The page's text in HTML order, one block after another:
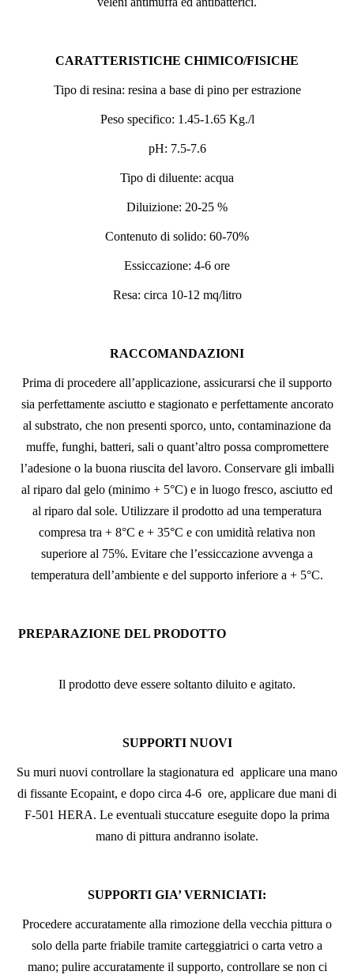
CARATTERISTICHE CHIMICO/FISICHE
Tipo di resina: resina a base di pino per estrazione
Peso specifico: 1.45-1.65 Kg./l
pH: 7.5-7.6
Tipo di diluente: acqua
Diluizione: 20-25 %
Contenuto di solido: 60-70%
Essiccazione: 4-6 ore
Resa: circa 10-12 mq/litro
RACCOMANDAZIONI
Prima di procedere all’applicazione, assicurarsi che il supporto
sia perfettamente asciutto e stagionato e perfettamente ancorato
al substrato, che non presenti sporco, unto, contaminazione da
muffe, funghi, batteri, sali o quant’altro possa compromettere
l’adesione o la buona riuscita del lavoro. Conservare gli imballi
al riparo dal gelo (minimo + 5°C) e in luogo fresco, asciutto ed
al riparo dal sole. Utilizzare il prodotto ad una temperatura
compresa tra + 8°C e + 35°C e con umidità relativa non
superiore al 75%. Evitare che l’essiccazione avvenga a
temperatura dell’ambiente e del supporto inferiore a + 5°C.
PREPARAZIONE DEL PRODOTTO
Il prodotto deve essere soltanto diluito e agitato.
SUPPORTI NUOVI
Su muri nuovi controllare la stagionatura ed applicare una mano
di fissante Ecopaint, e dopo circa 4-6 ore, applicare due mani di
F-501 HERA. Le eventuali stuccature eseguite dopo la prima
mano di pittura andranno isolate.
SUPPORTI GIA’ VERNICIATI:
Procedere accuratamente alla rimozione della vecchia pittura o
solo della parte friabile tramite carteggiatrici o carta vetro a
mano; pulire accuratamente il supporto, controllare se non ci